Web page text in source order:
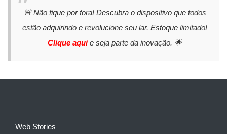
🚨 Não fique por fora! Descubra o dispositivo que todos
estão adquirindo e revolucione seu lar. Estoque limitado!
Clique aquie seja parte da inovação. 🌟
Web Stories